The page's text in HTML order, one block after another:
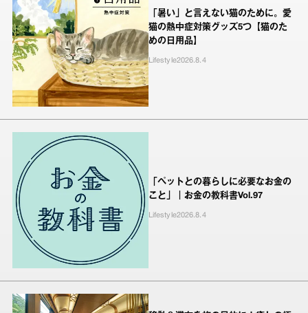
「暑い」と言えない猫のために。愛
猫の熱中症対策グッズ5つ【猫のた
めの日用品】
Lifestyle2026.8.4
「ペットとの暮らしに必要なお金の
こと」｜お金の教科書Vol.97
Lifestyle2026.8.4